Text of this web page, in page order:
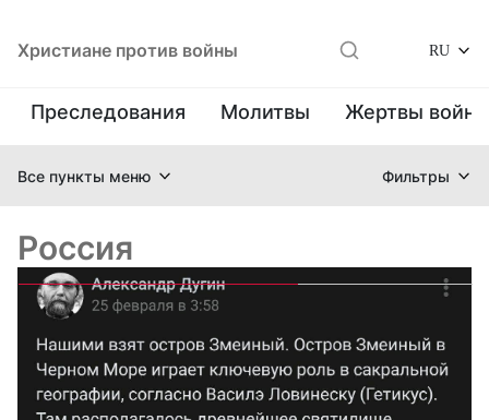
Христиане против войны RU
Преследования Молитвы Жертвы
Все пункты меню Фильтры
Россия